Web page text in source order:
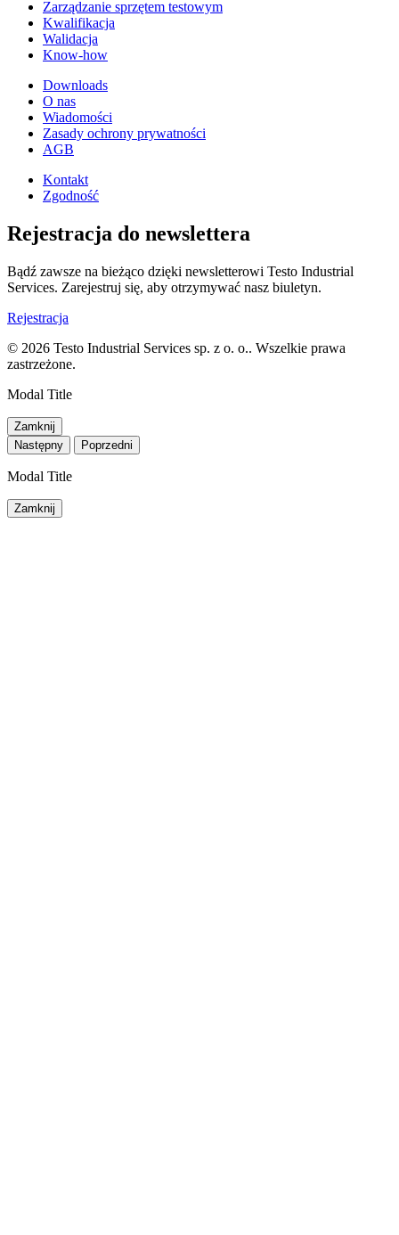
Zarządzanie sprzętem testowym
Kwalifikacja
Walidacja
Know-how
Downloads
O nas
Wiadomości
Zasady ochrony prywatności
AGB
Kontakt
Zgodność
Rejestracja do newslettera
Bądź zawsze na bieżąco dzięki newsletterowi Testo Industrial
Services. Zarejestruj się, aby otrzymywać nasz biuletyn.
Rejestracja
© 2026 Testo Industrial Services sp. z o. o.. Wszelkie prawa
zastrzeżone.
Modal Title
Zamknij
Następny
Poprzedni
Modal Title
Zamknij